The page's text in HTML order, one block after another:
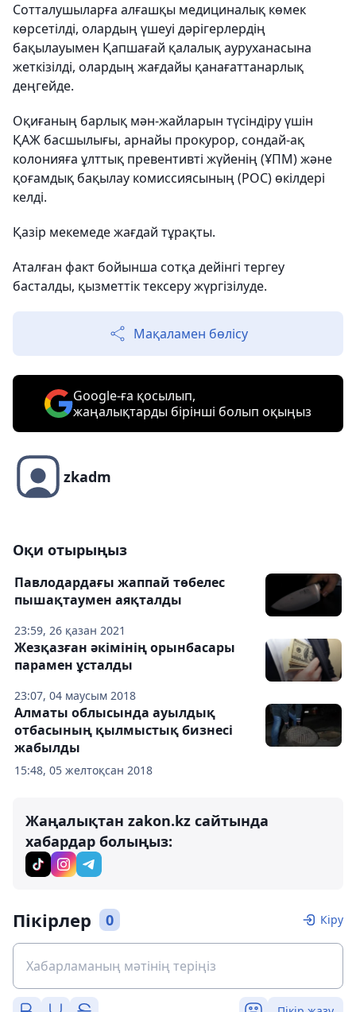
Сотталушыларға алғашқы медициналық көмек
көрсетілді, олардың үшеуі дәрігерлердің
бақылауымен Қапшағай қалалық ауруханасына
жеткізілді, олардың жағдайы қанағаттанарлық
деңгейде.
Оқиғаның барлық мән-жайларын түсіндіру үшін
ҚАЖ басшылығы, арнайы прокурор, сондай-ақ
колонияға ұлттық превентивті жүйенің (ҰПМ) және
қоғамдық бақылау комиссиясының (POC) өкілдері
келді.
Қазір мекемеде жағдай тұрақты.
Аталған факт бойынша сотқа дейінгі тергеу
басталды, қызметтік тексеру жүргізілуде.
Мақаламен бөлісу
Google-ға қосылып,
жаңалықтарды бірінші болып оқыңыз
zkadm
Оқи отырыңыз
23:59, 26 қазан 2021
Павлодардағы жаппай төбелес
пышақтаумен аяқталды
23:07, 04 маусым 2018
Жезқазған әкiмiнiң орынбасары
парамен ұсталды
15:48, 05 желтоқсан 2018
Алматы облысында ауылдық
отбасының қылмыстық бизнесі
жабылды
Жаңалықтан zakon.kz сайтында
хабардар болыңыз:
Пікірлер 0 Кіру